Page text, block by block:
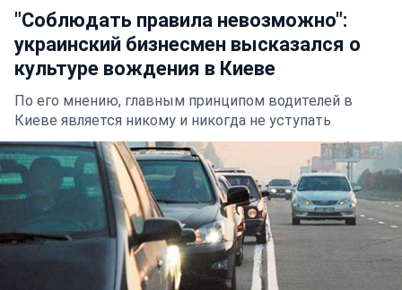
"Соблюдать правила невозможно":
украинский бизнесмен высказался о
культуре вождения в Киеве
По его мнению, главным принципом водителей в
Киеве является никому и никогда не уступать